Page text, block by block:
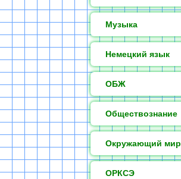
Музыка
Немецкий язык
ОБЖ
Обществознание
Окружающий мир
ОРКСЭ